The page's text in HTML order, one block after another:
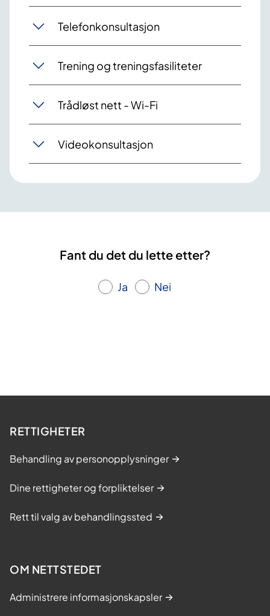
Telefonkonsultasjon
Trening og treningsfasiliteter
Trådløst nett - Wi-Fi
Videokonsultasjon
Fant du det du lette etter?
Ja Nei
RETTIGHETER
Behandling av personopplysninger
Dine rettigheter og forpliktelser
Rett til valg av behandlingssted
OM NETTSTEDET
Administrere informasjonskapsler